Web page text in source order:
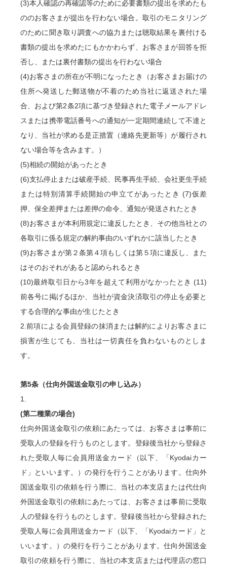
(3)本人確認の再確認等のために必要書類の提出を求めたも
ののお客さまが提出を行わない場合。取引のモニタリング
のために聞き取り調査への協力または聴取結果を裏付ける
書類の提出を求めたにもかかわらず、お客さまが回答を拒
否し、または裏付書類の提出を行わない場合
(4)お客さまの所在が不明になったとき（お客さまお届けの
住所へ発送した郵送物が不着のため当社に返送された場
合、および第2条2項に基づき登録された電子メールアドレ
スまたは携帯電話番号への通知が一定期間連続して不達と
なり、当社が求める是正措置（連絡先更新等）が履行され
ない場合等を含みます。）
(5)相続の開始があったとき
(6)支払停止または破産手続、民事再生手続、会社更生手続
または特別清算手続開始の申立てがあったとき (7)仮差
押、保全差押または差押の命令、通知が発送されたとき
(8)お客さまが本利用規定に違反したとき、その他当社との
各取引に係る規定の解約事由のいずれかに該当したとき
(9)お客さまが第２条第４項もしくは第５項に違反し、また
はそのおそれがあると認められるとき
(10)最終取引日から3年を超えて利用がなかったとき (11)
前各号に掲げるほか、当社が資金決済取引の停止を必要と
する合理的な事由が生じたとき
2.前項による会員登録の抹消または解約によりお客さまに
損害が生じても、当社は一切責任を負わないものとしま
す。
第5条（仕向外国送金取引の申し込み）
1.
(第二種業の場合)
仕向外国送金取引の依頼にあたっては、お客さまは事前に
受取人の登録を行うものとします。 登録後当社から登録さ
れた受取人毎に会員用送金カード（以下、「Kyodaiカー
ド」といいます。）の発行を行うことがあります。仕向外
国送金取引の依頼を行う際に、当社の本支店または代仕向
外国送金取引の依頼にあたっては、お客さまは事前に受取
人の登録を行うものとします。登録後当社から登録された
受取人毎に会員用送金カード（以下、「Kyodaiカード」と
いいます。）の発行を行うことがあります。仕向外国送金
取引の依頼を行う際に、当社の本支店または代理店の窓口